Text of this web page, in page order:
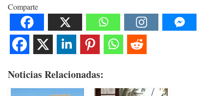
Comparte
Noticias Relacionadas: